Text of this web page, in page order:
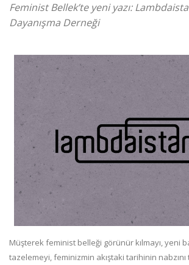
Feminist Bellek’te yeni yazı:
Dayanışma Derneği
Müşterek feminist belleği görünür kılmayı, yeni
tazelemeyi, feminizmin akıştaki tarihinin